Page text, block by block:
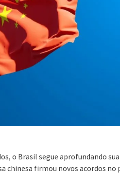
o Brasil segue aprofundando
chinesa firmou novos acordos no